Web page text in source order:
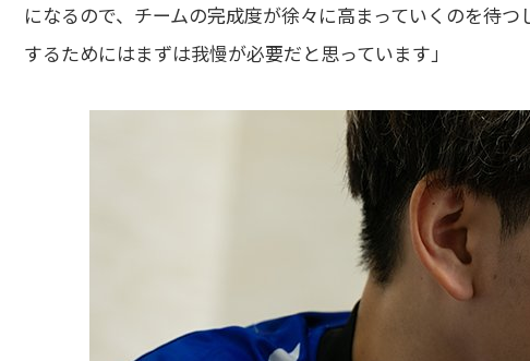
になるので、チームの完成度が徐々に高まっていくのを待
するためにはまずは我慢が必要だと思っています」